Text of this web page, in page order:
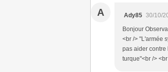
A Ady85 30/10/
Bonjour
<br /> "L'armée
pas aider contre
turque"<br />